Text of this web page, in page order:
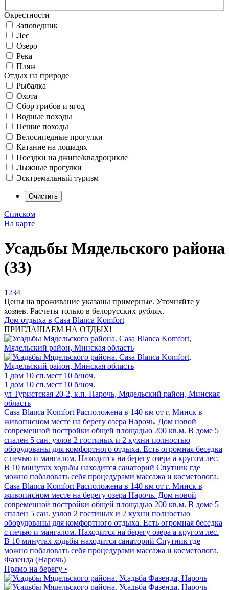
Окрестности
Заповедник
Лес
Озеро
Река
Пляж
Отдых на природе
Рыбалка
Охота
Сбор грибов и ягод
Водные походы
Пешие походы
Велосипедные прогулки
Катание на лошадях
Поездки на джипе/квадроцикле
Лыжные прогулки
Эсктремальный туризм
Списком
На карте
Усадьбы Мядельского района
(33)
1 234
Цены на проживание указаны примерные. Уточняйте у
хозяев. Расчеты только в белорусских рублях.
Дом отдыха в Casa Blanca Komfort
ПРИГЛАШАЕМ НА ОТДЫХ!
1 дом 10 сп.мест 10 б/ноч.
1 дом 10 сп.мест 10 б/ноч.
ул Туристская 20-2, к.п. Нарочь, Мядельский район, Минская
область
Casa Blanca Komfort Расположена в 140 км от г. Минск в
живописном месте на берегу озера Нарочь. Дом новой
современной постройки общей площадью 200 кв.м. В доме 5
спален 5 сан. узлов 2 гостиных и 2 кухни полностью
оборудованы для комфортного отдыха. Есть огромная беседка
с печью и мангалом. Находится на берегу озера а кругом лес.
В 10 минутах ходьбы находится санаторий Спутник где
можно побаловать себя процедурами массажа и косметолога.
Casa Blanca Komfort Расположена в 140 км от г. Минск в
живописном месте на берегу озера Нарочь. Дом новой
современной постройки общей площадью 200 кв.м. В доме 5
спален 5 сан. узлов 2 гостиных и 2 кухни полностью
оборудованы для комфортного отдыха. Есть огромная беседка
с печью и мангалом. Находится на берегу озера а кругом лес.
В 10 минутах ходьбы находится санаторий Спутник где
можно побаловать себя процедурами массажа и косметолога.
Фазенда (Нарочь)
Прямо на берегу •